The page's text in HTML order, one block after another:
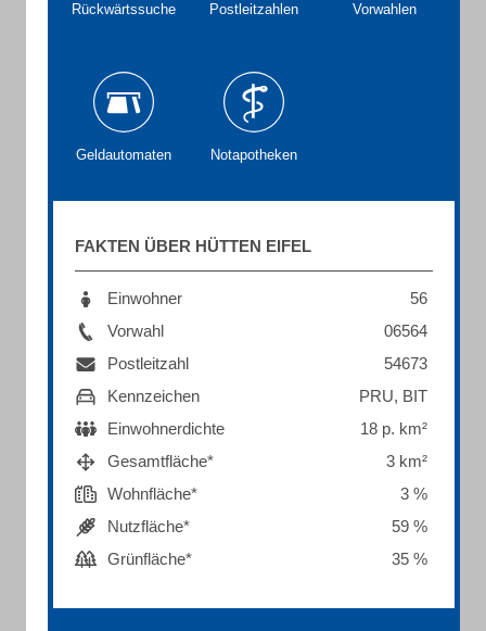
Rückwärtssuche Postleitzahlen Vorwahlen
Geldautomaten Notapotheken
FAKTEN ÜBER HÜTTEN EIFEL
Einwohner
56
Vorwahl
06564
Postleitzahl
54673
Kennzeichen
PRU, BIT
Einwohnerdichte
18 p. km²
Gesamtfläche*
3 km²
Wohnfläche*
3 %
Nutzfläche*
59 %
Grünfläche*
35 %